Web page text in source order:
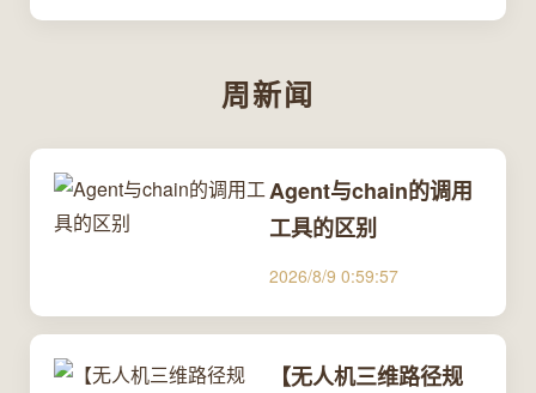
周新闻
Agent与chain的调用
工具的区别
2026/8/9 0:59:57
【无人机三维路径规